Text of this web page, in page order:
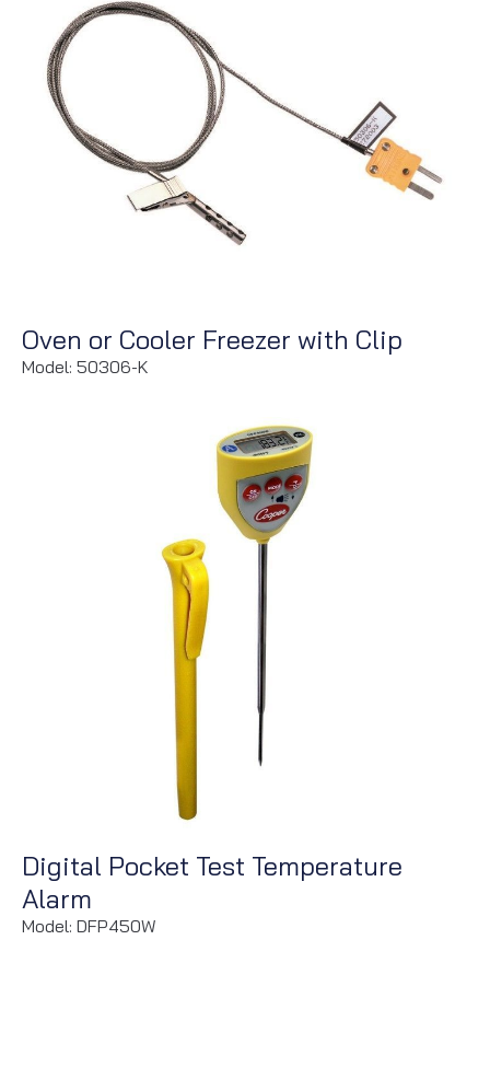
Oven or Cooler Freezer with Clip
Model: 50306-K
Digital Pocket Test Temperature
Alarm
Model: DFP450W